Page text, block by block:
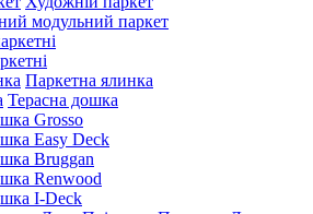
модульний паркет
Паркетна ялинка
Терасна дошка
Grosso
Easy Deck
Bruggan
Renwood
I-Deck